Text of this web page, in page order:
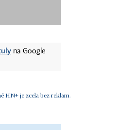
na Google
HN+ je zcela bez reklam.